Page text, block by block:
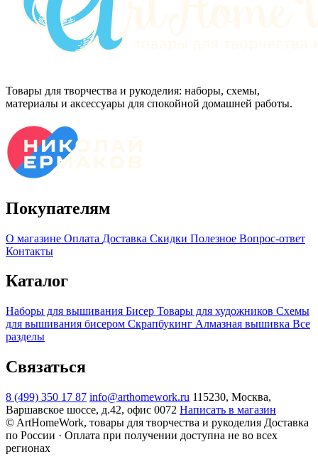
Товары для творчества и рукоделия: наборы, схемы,
материалы и аксессуары для спокойной домашней работы.
Покупателям
О магазине Оплата Доставка Скидки Полезное Вопрос-ответ
Контакты
Каталог
Наборы для вышивания Бисер Товары для художников Схемы
для вышивания бисером Скрапбукинг Алмазная вышивка Все
разделы
Связаться
8 (499) 350 17 87 info@arthomework.ru 115230, Москва,
Варшавское шоссе, д.42, офис 0072 Написать в магазин
© ArtHomeWork, товары для творчества и рукоделия Доставка
по России · Оплата при получении доступна не во всех
регионах